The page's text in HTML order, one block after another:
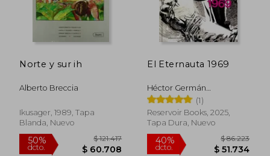
Norte y sur ih
Alberto Breccia
Ikusager, 1989, Tapa
Blanda, Nuevo
El Eternauta 1969
Héctor Germán
Oesterheld, Alberto
Breccia
(1)
Reservoir Books, 2025,
Tapa Dura, Nuevo